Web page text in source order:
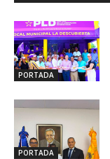
PORTADA
PORTADA